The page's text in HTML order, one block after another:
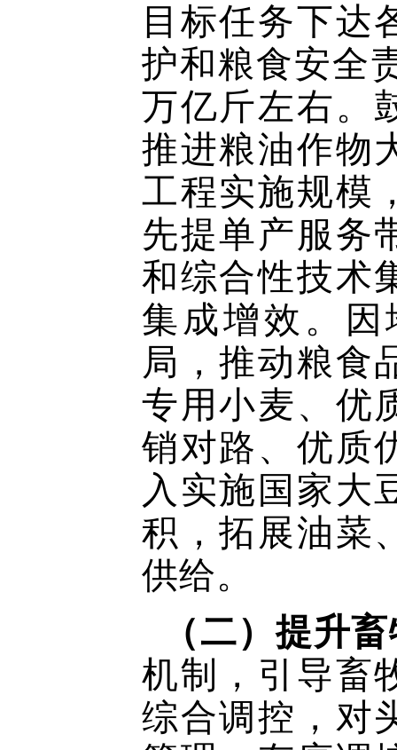
目标任务下达
护和粮食安全
万亿斤左右。
推进粮油作物
工程实施规模
先提单产服务
和综合性技术
集成增效。
局，推动粮食
专用小麦、优
销对路、优质
入实施国家大
积，拓展油菜
供给。
（二）提升
机制，引导畜
综合调控，对